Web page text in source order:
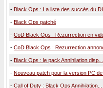
- Black Ops : La liste des succès du
- Black Ops patché
- CoD Black Ops : Rezurrection en
- CoD Black Ops : Rezurrection
- Black Ops : le pack Annihilation disp...
- Nouveau patch pour la version PC de
- Call of Duty : Black Ops Annihilation...